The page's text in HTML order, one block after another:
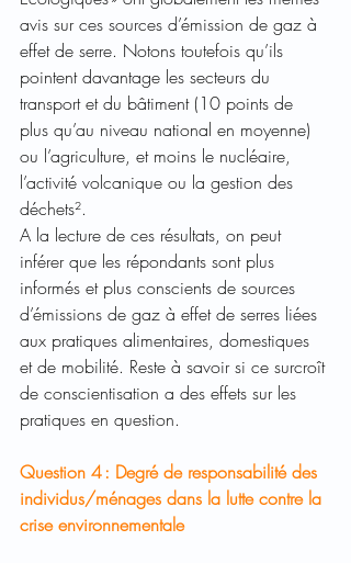
avis sur ces sources d’émission de gaz à
effet de serre. Notons toutefois qu’ils
pointent davantage les secteurs du
transport et du bâtiment (10 points de
plus qu’au niveau national en moyenne)
ou l’agriculture, et moins le nucléaire,
l’activité volcanique ou la gestion des
déchets².
A la lecture de ces résultats, on peut
inférer que les répondants sont plus
informés et plus conscients de sources
d’émissions de gaz à effet de serres liées
aux pratiques alimentaires, domestiques
et de mobilité. Reste à savoir si ce surcroît
de conscientisation a des effets sur les
pratiques en question.
Question 4 : Degré de responsabilité des
individus/ménages dans la lutte contre la
crise environnementale